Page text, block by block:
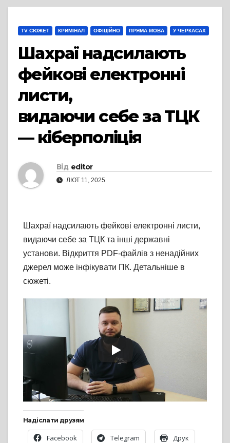
TV СЮЖЕТ КРИМІНАЛ ОФІЦІЙНО ПРЯМА МОВА У ЧЕРКАСАХ
Шахраї надсилають
фейкові електронні
листи,
видаючи себе за ТЦК
— кіберполіція
Від editor
ЛЮТ 11, 2025
Шахраї надсилають фейкові електронні листи,
видаючи себе за ТЦК та інші державні
установи. Відкриття PDF-файлів з ненадійних
джерел може інфікувати ПК. Детальніше в
сюжеті.
Надіслати друзям
Facebook Telegram Друк